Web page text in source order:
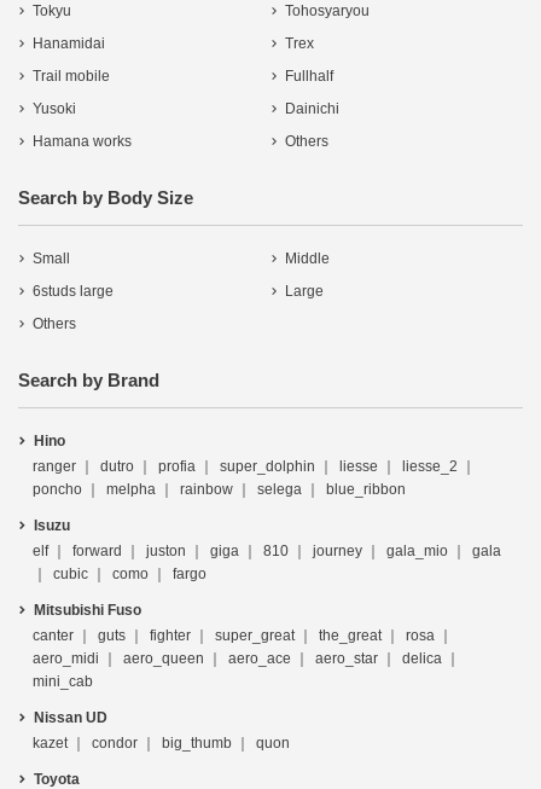
Tokyu
Tohosyaryou
Hanamidai
Trex
Trail mobile
Fullhalf
Yusoki
Dainichi
Hamana works
Others
Search by Body Size
Small
Middle
6studs large
Large
Others
Search by Brand
Hino
ranger
dutro profia super_dolphin liesse
liesse_2
poncho
melpha rainbow selega blue_ribbon
Isuzu
elf
forward juston giga 810 journey gala_mio
gala
cubic
como fargo
Mitsubishi Fuso
canter
guts fighter super_great the_great
rosa
aero_midi
aero_queen aero_ace aero_star
delica
mini_cab
Nissan UD
kazet
condor big_thumb quon
Toyota